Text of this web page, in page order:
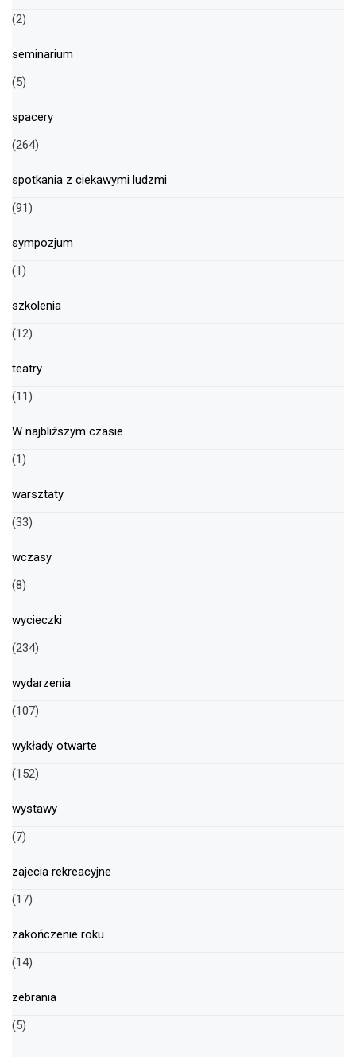
(2)
seminarium
(5)
spacery
(264)
spotkania z ciekawymi ludzmi
(91)
sympozjum
(1)
szkolenia
(12)
teatry
(11)
W najbliższym czasie
(1)
warsztaty
(33)
wczasy
(8)
wycieczki
(234)
wydarzenia
(107)
wykłady otwarte
(152)
wystawy
(7)
zajecia rekreacyjne
(17)
zakończenie roku
(14)
zebrania
(5)